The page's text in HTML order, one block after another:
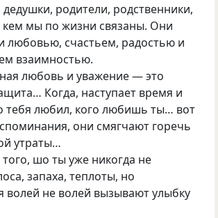
родители, родственники,
кем мы по жизни связаны. Они
любовью, счастьем, радостью и
взаимностью.
любовь и уважение — это
Когда, наступает время и
тебя любил, кого любишь ты… вот
они смягчают горечь
утраты…
того, шо ты уже никогда не
запаха, теплоты, но
волей не волей вызывают улыбку